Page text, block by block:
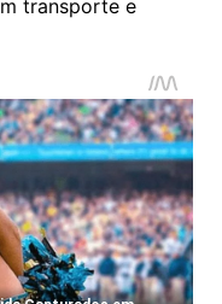
transporte e